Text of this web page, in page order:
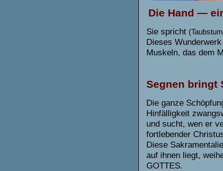
Die Hand —
Sie spricht
Dieses
Muskeln, das dem
Segnen bringt
Die ganze
Hinfälligkeit
und sucht, wen er
fortlebender
Diese
auf ihnen liegt,
GOTTES.